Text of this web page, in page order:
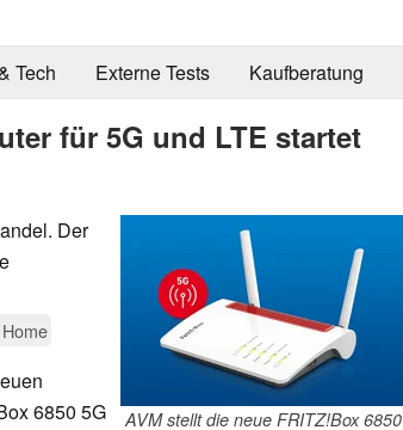
Tech Externe Tests Kaufberatung
für 5G und LTE startet
AVM stellt die neue FRITZ!Box 6850
Der
6850 5G